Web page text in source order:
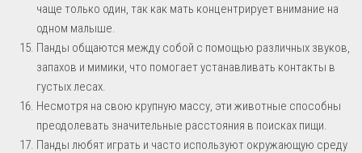
чаще только один, так как мать концентрирует внимание на
одном малыше.
Панды общаются между собой с помощью различных звуков,
запахов и мимики, что помогает устанавливать контакты в
густых лесах.
Несмотря на свою крупную массу, эти животные способны
преодолевать значительные расстояния в поисках пищи.
Панды любят играть и часто используют окружающую среду